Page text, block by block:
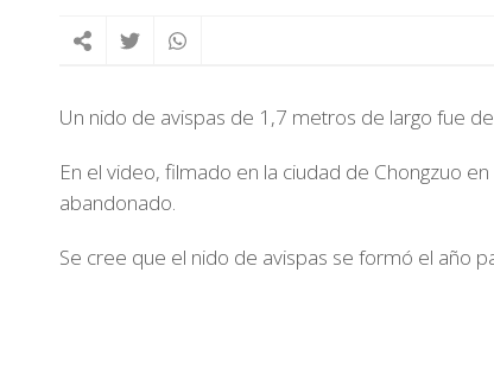
Un nido de avispas de 1,7 metros de largo fue
En el video, filmado en la ciudad de Chongzuo
abandonado.
Se cree que el nido de avispas se formó el año